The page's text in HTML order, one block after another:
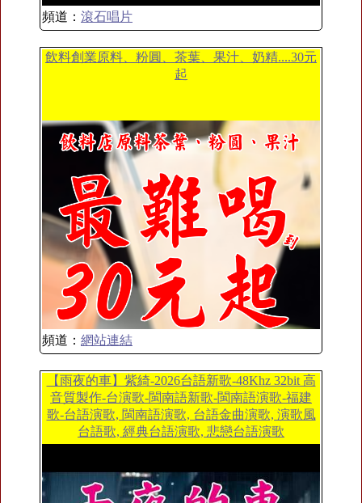
頻道： 滾石唱片
飲料創業原料、粉圓、茶葉、果汁、奶精....30元
起
頻道： 網站連結
【雨夜的車】紫綺-2026台語新歌-48Khz 32bit 高
音質製作-台演歌-閩南語新歌-閩南語演歌-福建
歌-台語演歌, 閩南語演歌, 台語金曲演歌, 演歌風
台語歌, 經典台語演歌, 悲戀台語演歌